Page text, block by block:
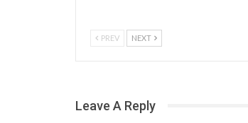
PREV NEXT
Leave A Reply